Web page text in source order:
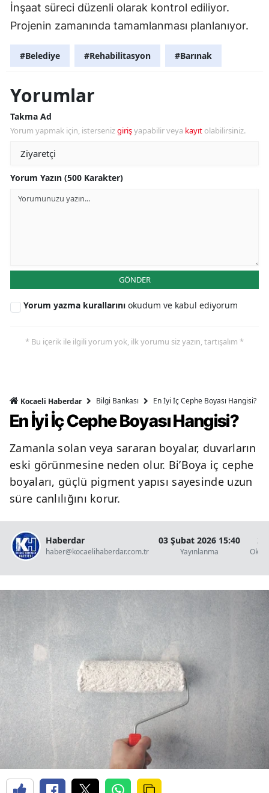
İnşaat süreci düzenli olarak kontrol ediliyor.
Projenin zamanında tamamlanması planlanıyor.
#Belediye #Rehabilitasyon #Barınak
Yorumlar
Takma Ad
Yorum yapmak için, istersenizgirişyapabilir veya kayıt olabilirsiniz.
Yorum Yazın (500 Karakter)
GÖNDER
Yorum yazma kurallarını okudum ve kabul ediyorum
* Bu içerik ile ilgili yorum yok, ilk yorumu siz yazın, tartışalım *
Kocaeli Haberdar Bilgi Bankası En İyi İç Cephe Boyası Hangisi?
En İyi İç Cephe Boyası Hangisi?
Zamanla solan veya sararan boyalar, duvarların
eski görünmesine neden olur. Bi’Boya iç cephe
boyaları, güçlü pigment yapısı sayesinde uzun
süre canlılığını korur.
Haberdar
haber@kocaelihaberdar.com.tr
03 Şubat 2026 15:40
Yayınlanma
2